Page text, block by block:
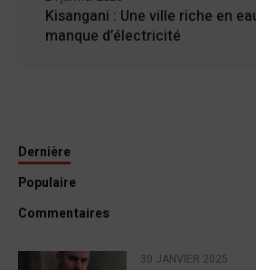
Kisangani : Une ville riche en
manque d’électricité
Dernière
Populaire
Commentaires
30 JANVIER 2025